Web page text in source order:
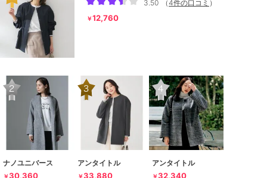
3.50 （4件の口コミ ）
￥12,760
ナノユニバース
￥30,360
アンタイトル
￥33,880
アンタイトル
￥32,340